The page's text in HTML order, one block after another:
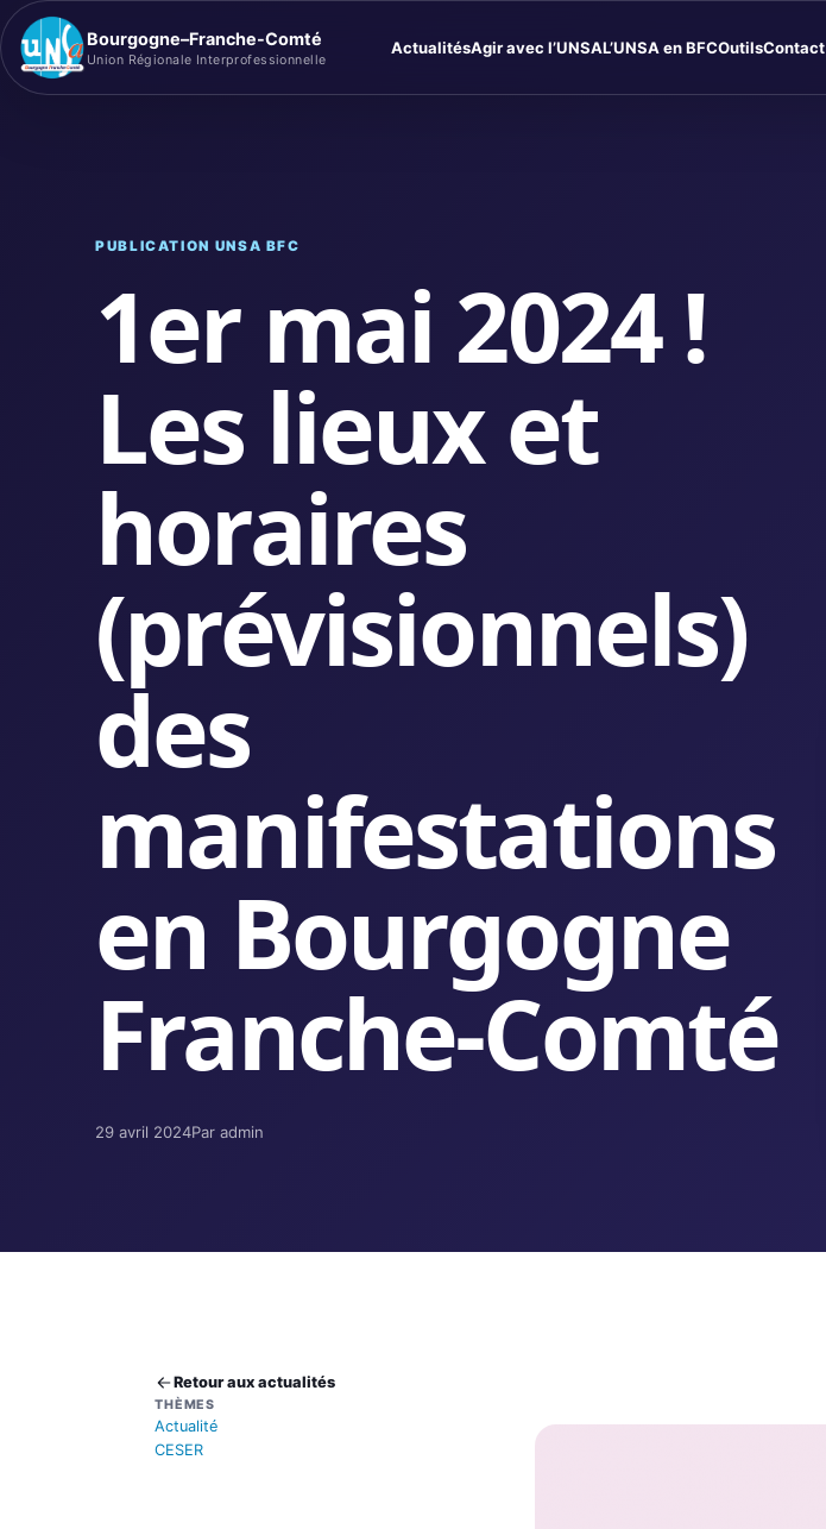
Bourgogne–Franche-Comté
Union Régionale Interprofessionnelle
ActualitésAgir avec l’UNSAL’UNSA en BFCOutilsContact
PUBLICATION UNSA BFC
1er mai 2024 !
Les lieux et
horaires
(prévisionnels)
des
manifestations
en Bourgogne
Franche-Comté
29 avril 2024Par admin
Retour aux actualités
THÈMES
Actualité
CESER